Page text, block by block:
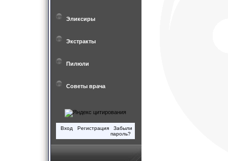
Эликсиры
Экстракты
Пилюли
Советы врача
Вход Регистрация
Забыли
пароль?